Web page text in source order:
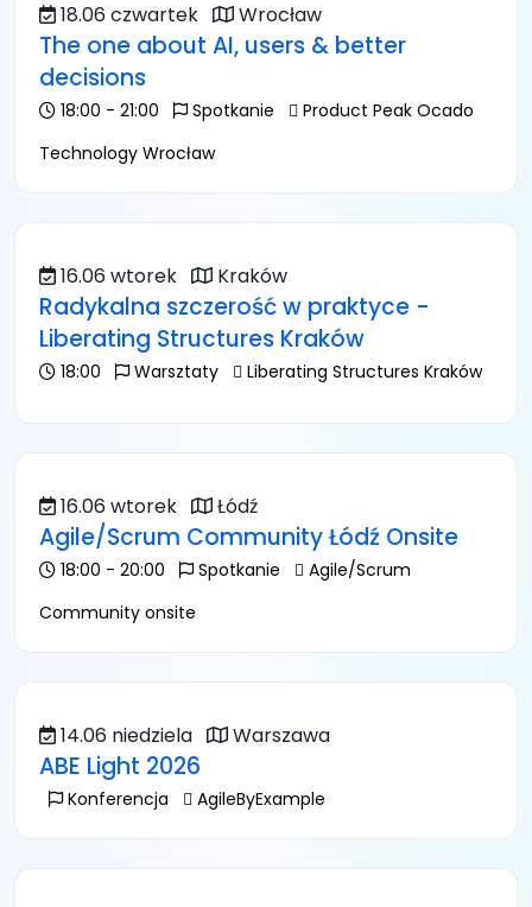
18.06 czwartek Wrocław
The one about AI, users & better
decisions
18:00 - 21:00 Spotkanie
Product Peak Ocado
Technology Wrocław
16.06 wtorek Kraków
Radykalna szczerość w praktyce -
Liberating Structures Kraków
18:00 Warsztaty Liberating Structures Kraków
16.06 wtorek Łódź
Agile/Scrum Community Łódź Onsite
18:00 - 20:00 Spotkanie
Agile/Scrum
Community onsite
14.06 niedziela Warszawa
ABE Light 2026
Konferencja AgileByExample